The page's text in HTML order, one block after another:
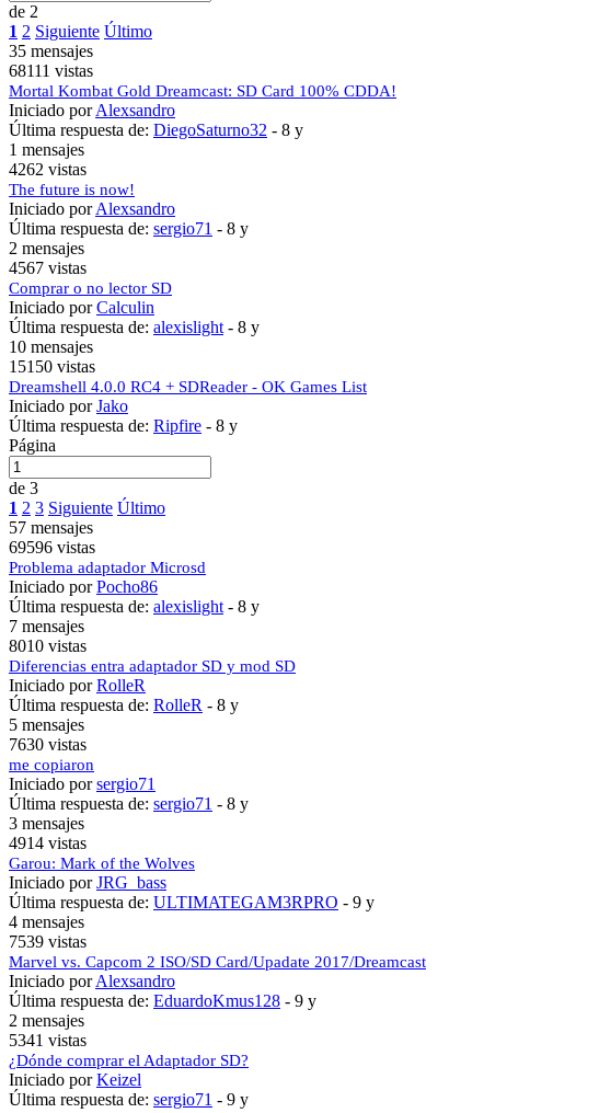
de 2
1 2 Siguiente Último
35 mensajes
68111 vistas
Mortal Kombat Gold Dreamcast: SD Card 100% CDDA!
Iniciado porAlexsandro
Última respuesta de: DiegoSaturno32 - 8 y
1 mensajes
4262 vistas
The future is now!
Iniciado porAlexsandro
Última respuesta de: sergio71 - 8 y
2 mensajes
4567 vistas
Comprar o no lector SD
Iniciado porCalculin
Última respuesta de: alexislight - 8 y
10 mensajes
15150 vistas
Dreamshell 4.0.0 RC4 + SDReader - OK Games List
Iniciado porJako
Última respuesta de: Ripfire - 8 y
Página
de 3
1 2 3 Siguiente Último
57 mensajes
69596 vistas
Problema adaptador Microsd
Iniciado porPocho86
Última respuesta de: alexislight - 8 y
7 mensajes
8010 vistas
Diferencias entra adaptador SD y mod SD
Iniciado porRolleR
Última respuesta de: RolleR - 8 y
5 mensajes
7630 vistas
me copiaron
Iniciado porsergio71
Última respuesta de: sergio71 - 8 y
3 mensajes
4914 vistas
Garou: Mark of the Wolves
Iniciado porJRG_bass
Última respuesta de: ULTIMATEGAM3RPRO - 9 y
4 mensajes
7539 vistas
Marvel vs. Capcom 2 ISO/SD Card/Upadate 2017/Dreamcast
Iniciado porAlexsandro
Última respuesta de: EduardoKmus128 - 9 y
2 mensajes
5341 vistas
¿Dónde comprar el Adaptador SD?
Iniciado porKeizel
Última respuesta de: sergio71 - 9 y